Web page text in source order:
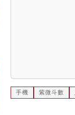
手機 紫微斗數